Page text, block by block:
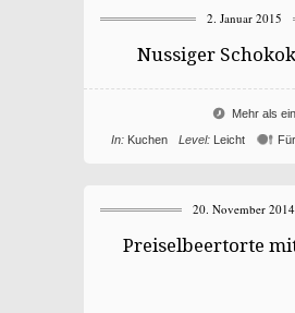
2. Januar 2015
Nussiger
Mehr als
Level: Leicht
In: Kuchen
20. November 2014
Preiselbeertorte